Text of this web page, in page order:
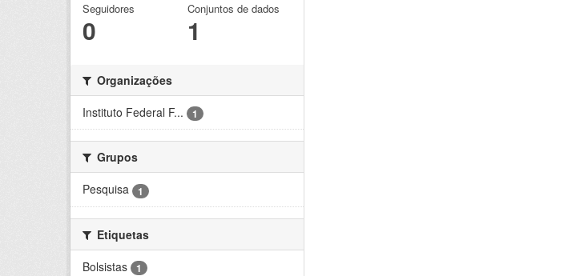
Seguidores
0
Conjuntos de dados
1
Organizações
Instituto Federal F...
1
Grupos
Pesquisa
1
Etiquetas
Bolsistas
1